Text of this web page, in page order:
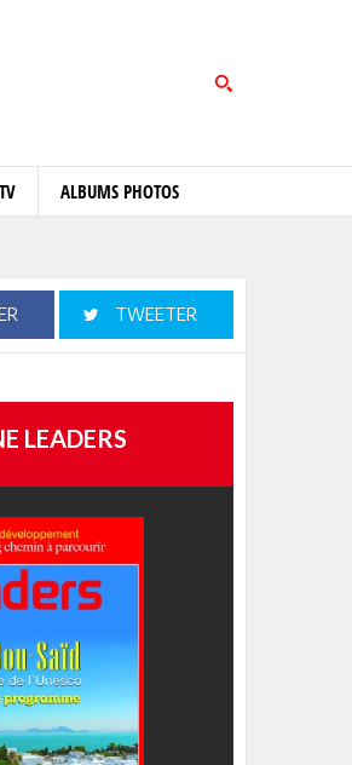
ALBUMS PHOTOS
TWEETER
LEADERS